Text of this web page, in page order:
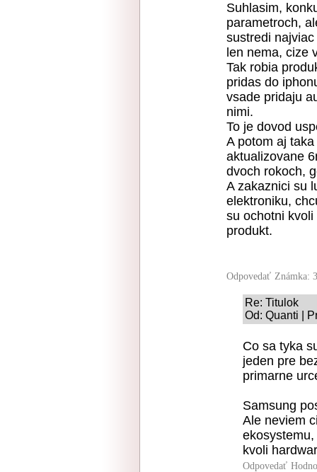
Suhlasim,
parametroch,
sustredi
len nema, cize
Tak robia
pridas do
vsade pridaju
nimi.
To je dovod
A potom aj
aktualizovane
dvoch rokoch,
A zakaznici su
elektroniku,
su ochotni
produkt.
Odpovedať Známka:
Re: Titulok
Od: Quanti |
Co sa tyka
jeden pre
primarne
Samsung
Ale neviem
kvoli
Odpovedať